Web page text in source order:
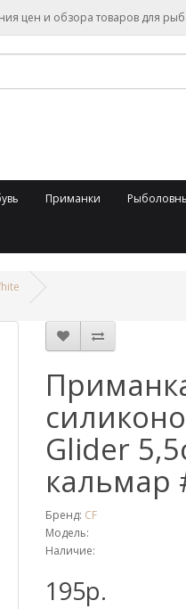
цен и обзора товаров для
Приманки
Glider
кальмар
Бренд: CF
Модель:
Наличие:
195р.